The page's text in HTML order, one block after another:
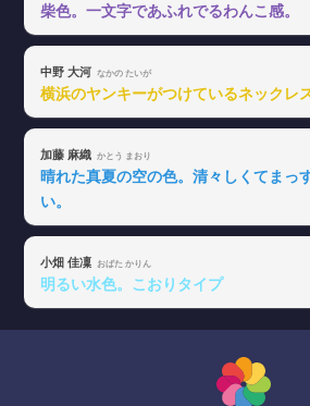
柴色。一文字であふれでるわんこ感。
中野 大河 なかの たいが
横浜のヤンキーがつけているネックレ
加藤 麻織 かとう まおり
晴れた真夏の空の色。清々しくてまっ
い。
小畑 佳凜 おばた かりん
明るい水色。こおりタイプ